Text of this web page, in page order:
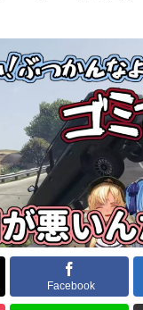
Facebook